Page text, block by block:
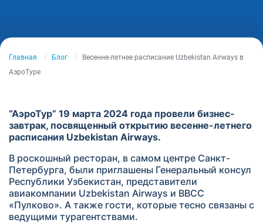
Главная Блог
Весенне-летнее расписание Uzbekistan Airways в
АэроТуре
“АэроТур” 19 марта 2024 года провели бизнес-
завтрак, посвященный открытию весенне-летнего
расписания Uzbekistan Airways.
В роскошный ресторан, в самом центре Санкт-
Петербурга, были приглашены Генеральный консул
Республики Узбекистан, представители
авиакомпании Uzbekistan Airways и ВВСС
«Пулково». А также гости, которые тесно связаны с
ведущими турагентствами.